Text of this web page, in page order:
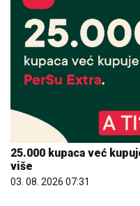
25.000 kupaca već
više
03. 08. 2026 07:31